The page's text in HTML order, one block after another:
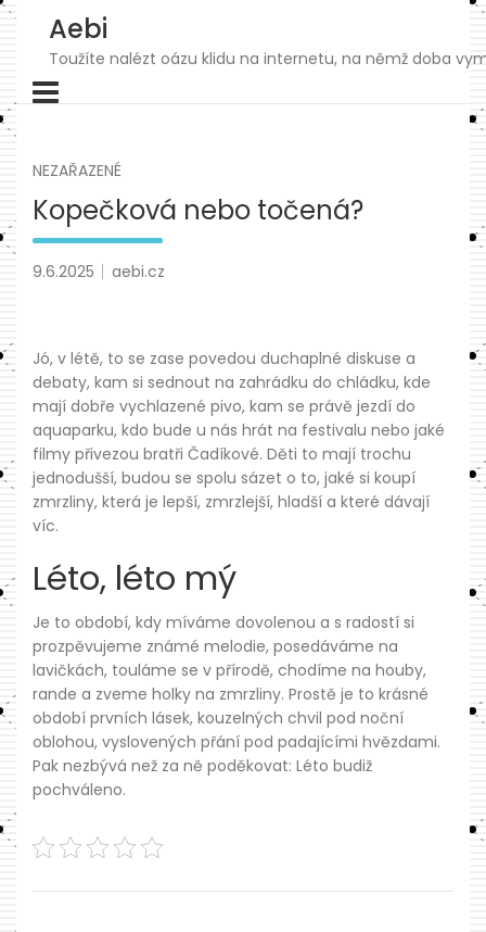
content
Aebi
Toužíte nalézt oázu klidu na internetu, na němž doba
NEZAŘAZENÉ
Kopečková nebo točená?
9.6.2025 aebi.cz
Jó, v létě, to se zase povedou duchaplné diskuse a
debaty, kam si sednout na zahrádku do chládku, kde
mají dobře vychlazené pivo, kam se právě jezdí do
aquaparku, kdo bude u nás hrát na festivalu nebo jaké
filmy přivezou bratři Čadíkové. Děti to mají trochu
jednodušší, budou se spolu sázet o to, jaké si koupí
zmrzliny, která je lepší, zmrzlejší, hladší a které dávají
víc.
Léto, léto mý
Je to období, kdy míváme dovolenou a s radostí si
prozpěvujeme známé melodie, posedáváme na
lavičkách, touláme se v přírodě, chodíme na houby,
rande a zveme holky na zmrzliny. Prostě je to krásné
období prvních lásek, kouzelných chvil pod noční
oblohou, vyslovených přání pod padajícími hvězdami.
Pak nezbývá než za ně poděkovat: Léto budiž
pochváleno.